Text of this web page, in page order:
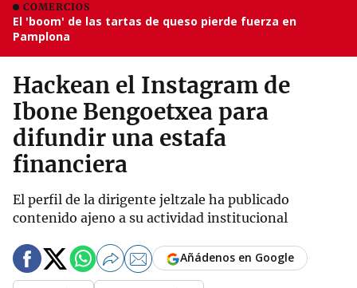
COMERCIOS
El 'boom' de las tartas de queso pierde fuerza en
Pamplona
Hackean el Instagram de
Ibone Bengoetxea para
difundir una estafa
financiera
El perfil de la dirigente jeltzale ha publicado
contenido ajeno a su actividad institucional
Añádenos en Google